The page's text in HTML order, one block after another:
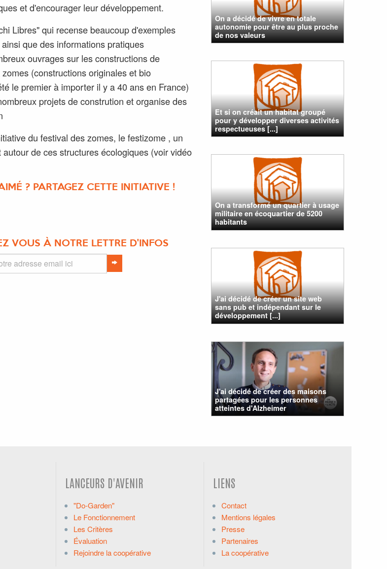
et d'encourager leur développement.
Libres" qui recense beaucoup d'exemples
que des informations pratiques
ouvrages sur les constructions de
(constructions originales et bio
le premier à importer il y a 40 ans en France)
projets de constrution et organise des
du festival des zomes, le festizome , un
de ces structures écologiques (voir vidéo
? PARTAGEZ CETTE INITIATIVE !
VOUS À NOTRE LETTRE D'INFOS
On a décidé de vivre en totale
autonomie pour être au plus proche
de nos valeurs
Et si on créait un habitat groupé
pour y développer diverses activités
respectueuses [...]
On a transformé un quartier à usage
militaire en écoquartier de 5200
habitants
J'ai décidé de créer un site web
sans pub et indépendant sur le
développement [...]
J'ai décidé de créer des maisons
partagées pour les personnes
atteintes d'Alzheimer
LANCEURS D'AVENIR
"Do-Garden"
Le Fonctionnement
Les Critères
Évaluation
Rejoindre la coopérative
LIENS
Contact
Mentions légales
Presse
Partenaires
La coopérative